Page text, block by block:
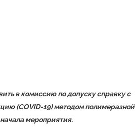
в комиссию по допуску справку с
(COVID-19) методом полимеразной
мероприятия.